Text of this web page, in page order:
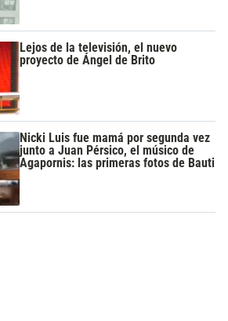
Lejos de la televisión, el nuevo
proyecto de Ángel de Brito
Nicki Luis fue mamá por segunda vez
junto a Juan Pérsico, el músico de
Agapornis: las primeras fotos de Bauti